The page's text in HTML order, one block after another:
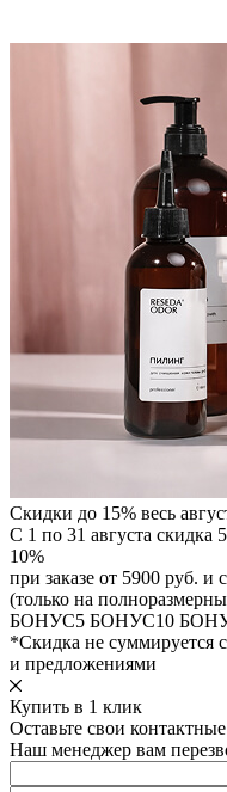
Скидки до 15% весь
С 1 по 31 августа скидка
10%
при заказе от 5900 руб. и
(только на
БОНУС5 БОНУС10
*Скидка не суммируется
и предложениями
Купить в 1 клик
Оставьте свои
Наш менеджер вам